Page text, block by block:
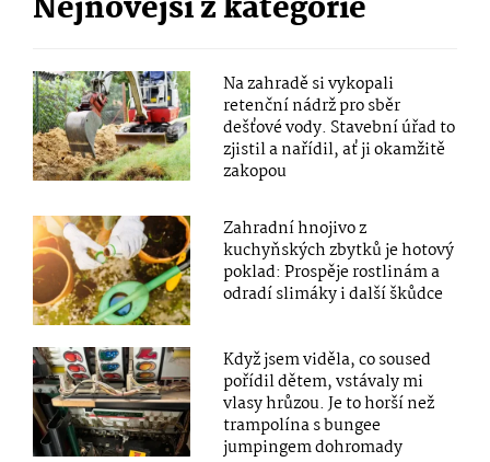
Na zahradě si vykopali
retenční nádrž pro sběr
dešťové vody. Stavební úřad to
zjistil a nařídil, ať ji okamžitě
zakopou
Zahradní hnojivo z
kuchyňských zbytků je hotový
poklad: Prospěje rostlinám a
odradí slimáky i další škůdce
Když jsem viděla, co soused
pořídil dětem, vstávaly mi
vlasy hrůzou. Je to horší než
trampolína s bungee
jumpingem dohromady